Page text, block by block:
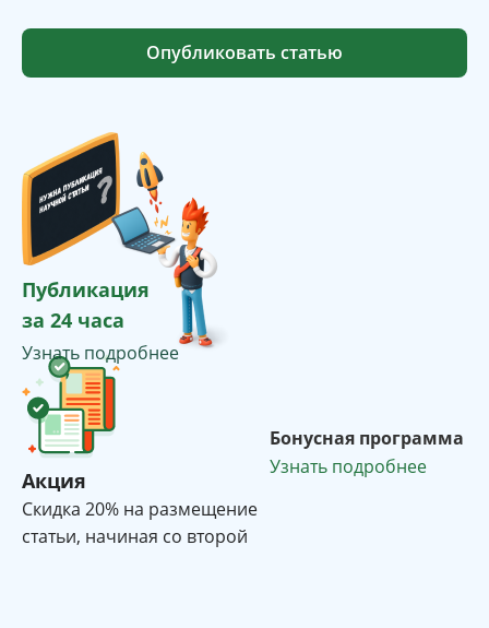
Опубликовать статью
Публикация
за 24 часа
Узнать подробнее
Акция
Cкидка 20% на размещение
статьи, начиная со второй
Бонусная программа
Узнать подробнее